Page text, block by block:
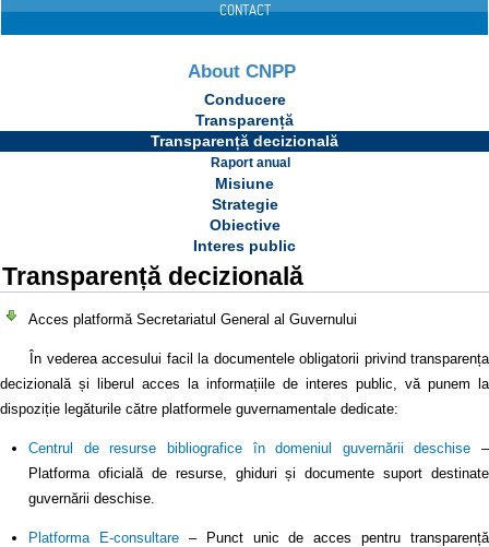
CONTACT
About CNPP
Conducere
Transparență
Transparență decizională
Raport anual
Misiune
Strategie
Obiective
Interes public
Transparență decizională
Acces platformă Secretariatul General al Guvernului
În vederea accesului facil la documentele obligatorii privind transparența
decizională și liberul acces la informațiile de interes public, vă punem la
dispoziție legăturile către platformele guvernamentale dedicate:
Centrul de resurse bibliografice în domeniul guvernării deschise –
Platforma oficială de resurse, ghiduri și documente suport destinate
guvernării deschise.
Platforma E-consultare– Punct unic de acces pentru transparență